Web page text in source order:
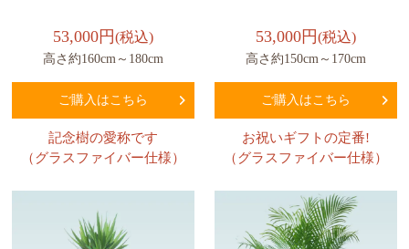
53,000円(税込)
高さ約160cm～180cm
ご購入はこちら
記念樹の愛称です
（グラスファイバー仕様）
53,000円(税込)
高さ約150cm～170cm
ご購入はこちら
お祝いギフトの定番!
（グラスファイバー仕様）